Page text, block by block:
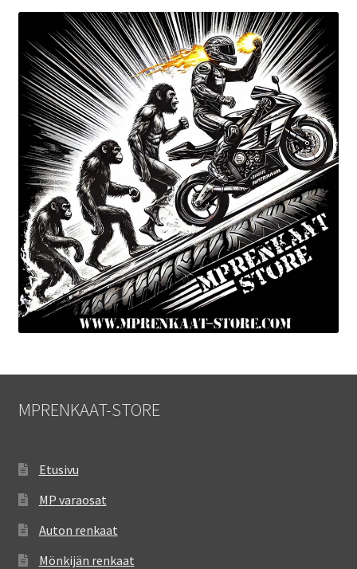
MPRENKAAT-STORE
Etusivu
MP varaosat
Auton renkaat
Mönkijän renkaat